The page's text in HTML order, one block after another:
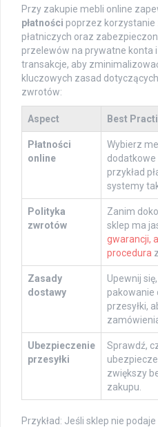
Przy zakupie mebli online
płatności poprzez
płatniczych oraz
przelewów na prywatne konta
transakcje, aby
kluczowych zasad
zwrotów:
Aspect Best
Płatności
online
Wybierz
przykład
systemy
Polityka
zwrotów
Zanim
sklep ma
gwarancji,
procedura
Zasady
dostawy
Upewnij
pakowanie
przesyłki,
Ubezpieczenie
przesyłki
Sprawdź,
zwiększy
zakupu.
Przykład: Jeśli sklep nie